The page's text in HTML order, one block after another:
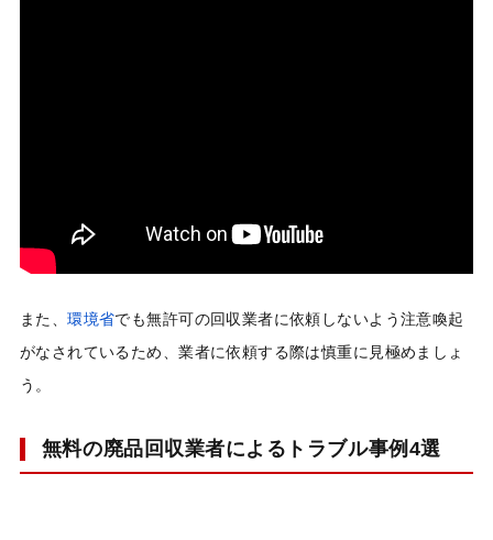
また、環境省でも無許可の回収業者に依頼しないよう注意喚起
がなされているため、業者に依頼する際は慎重に見極めましょ
う。
無料の廃品回収業者によるトラブル事例4選